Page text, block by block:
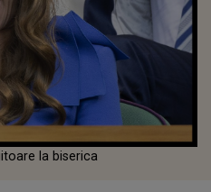
la biserica